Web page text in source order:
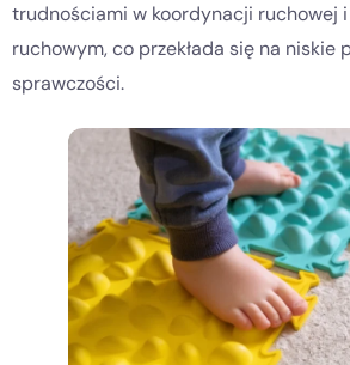
trudnościami w koordynacji ruchowej
ruchowym, co przekłada się na niskie
sprawczości.